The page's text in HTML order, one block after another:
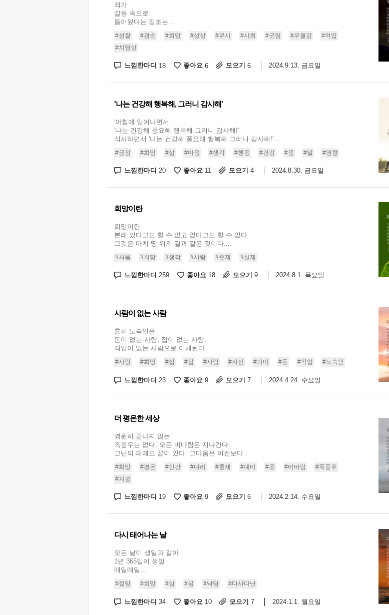
죄가
갈등 속으로
들어왔다는 징조는...
#성찰 #겸손 #희망 #상상 #무시 #사회 #군림 #우월감
#억압
#치명상
느낌한마디 18 좋아요 6 모으기 6 2024.9.13. 금요일
'나는 건강해 행복해, 그러니 감사해'
'아침에 일어나면서
'나는 건강해 풍요해 행복해 그러니 감사해!'
식사하면서 '나는 건강해 풍요해 행복해 그러니 감사해!'...
#긍정 #희망 #삶 #마음 #생각 #행동 #건강 #몸 #말 #영향
느낌한마디 20 좋아요 11 모으기 4 2024.8.30. 금요일
희망이란
희망이란
본래 있다고도 할 수 없고 없다고도 할 수 없다.
그것은 마치 땅 위의 길과 같은 것이다....
#처음 #희망 #생각 #사람 #존재 #실제
느낌한마디 259 좋아요 18 모으기 9 2024.8.1. 목요일
사람이 없는 사람
흔히 노숙인은
돈이 없는 사람, 집이 없는 사람,
직업이 없는 사람으로 이해된다....
#사랑 #희망 #삶 #집 #사람 #자신 #의미 #돈 #직업 #노숙인
느낌한마디 23 좋아요 9 모으기 7 2024.4.24. 수요일
더 평온한 세상
영원히 끝나지 않는
폭풍우는 없다. 모든 비바람은 지나간다.
고난의 때에도 끝이 있다. 그다음은 이전보다...
#희망 #평온 #인간 #다리 #통제 #대비 #몫 #비바람
#폭풍우
#지붕
느낌한마디 19 좋아요 9 모으기 6 2024.2.14. 수요일
다시 태어나는 날
모든 날이 생일과 같아
1년 365일이 생일
매일매일...
#절망 #희망 #삶 #꿈 #낙담 #다사다난
느낌한마디 34 좋아요 10 모으기 7 2024.1.1. 월요일